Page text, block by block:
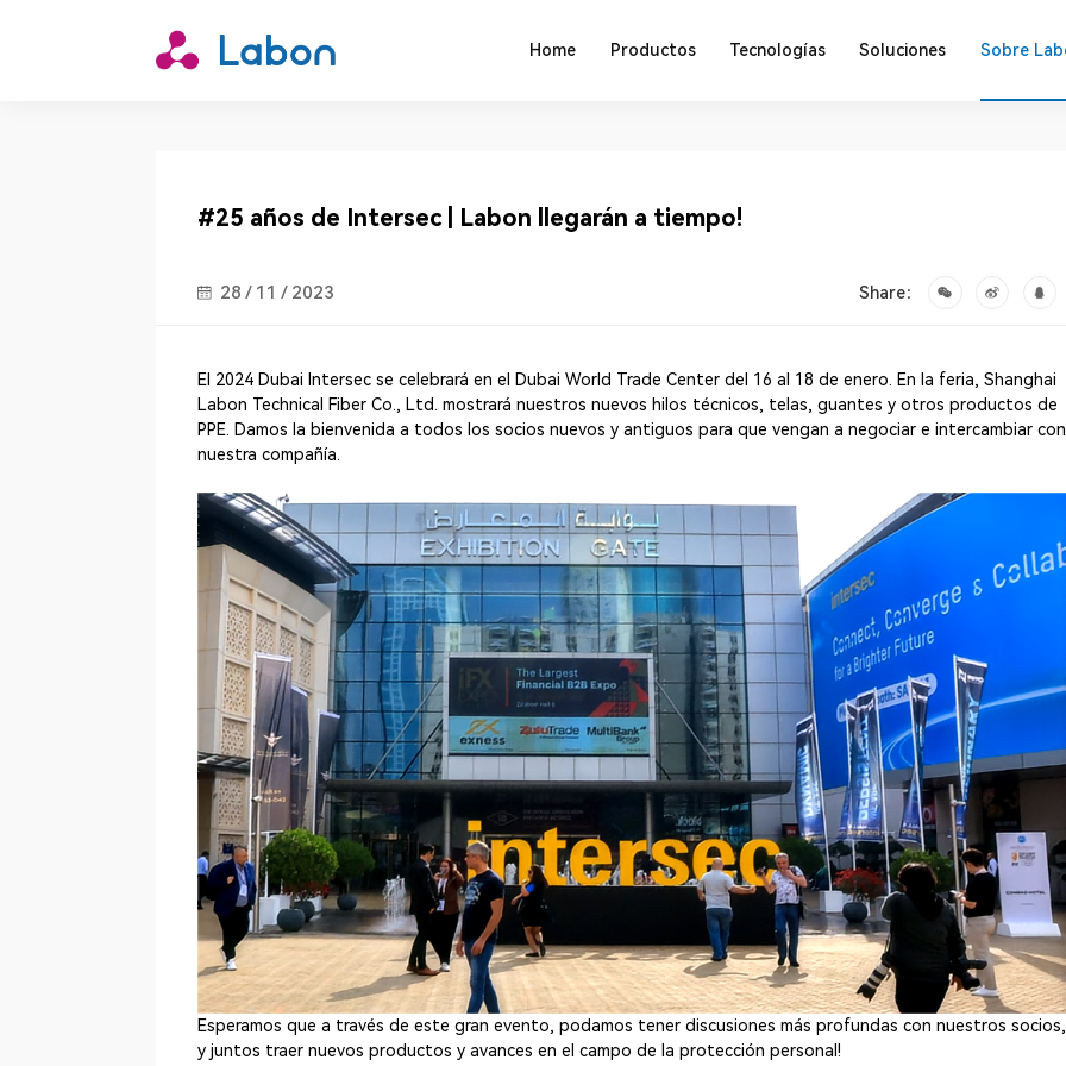
Home Productos Tecnologías Soluciones Sobre
#25 años de Intersec | Labon llegarán a tiempo!
28 / 11 / 2023 Share：
El 2024 Dubai Intersec se celebrará en el Dubai World Trade Center del 16 al 18 de enero. En la feria, Shanghai
Labon Technical Fiber Co., Ltd. mostrará nuestros nuevos hilos técnicos, telas, guantes y otros productos de
PPE. Damos la bienvenida a todos los socios nuevos y antiguos para que vengan a negociar e intercambiar con
nuestra compañía.
Esperamos que a través de este gran evento, podamos tener discusiones más profundas con nuestros socios,
y juntos traer nuevos productos y avances en el campo de la protección personal!